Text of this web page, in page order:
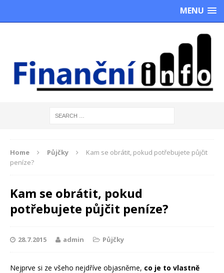
MENU
Home Půjčky
Kam se obrátit, pokud potřebujete půjčit
peníze?
Kam se obrátit, pokud
potřebujete půjčit peníze?
28.7.2015 admin Půjčky
Nejprve si ze všeho nejdříve objasněme, co je to vlastně